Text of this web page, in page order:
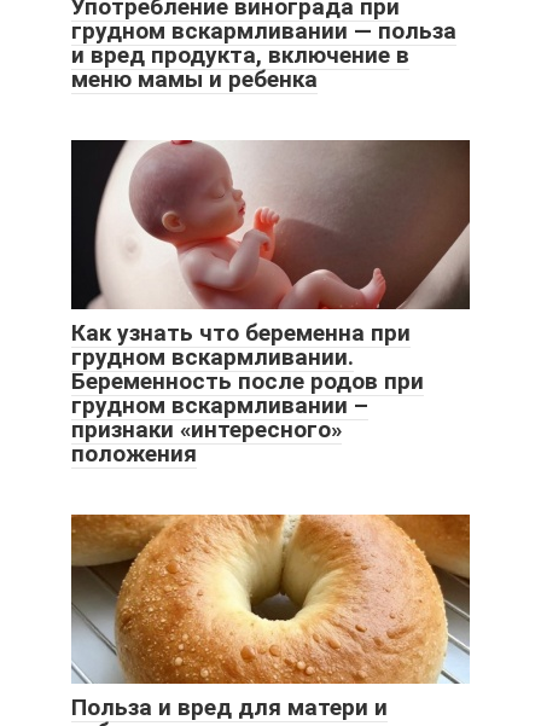
Употребление винограда при
грудном вскармливании — польза
и вред продукта, включение в
меню мамы и ребенка
Как узнать что беременна при
грудном вскармливании.
Беременность после родов при
грудном вскармливании –
признаки «интересного»
положения
Польза и вред для матери и